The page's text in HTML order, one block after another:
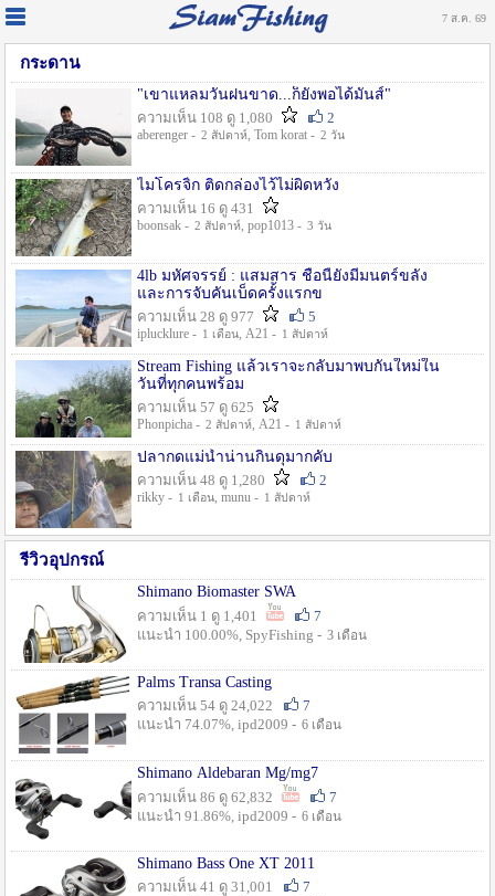
7 ส.ค. 69
กระดาน
"เขาแหลมวันฝนขาด...ก็ยังพอได้มันส์"
ความเห็น 108 ดู 1,080
2
aberenger - 2 สัปดาห์, Tom korat - 2 วัน
ไมโครจิ้ก ติดกล่องไว้ไม่ผิดหวัง
ความเห็น 16 ดู 431
boonsak - 2 สัปดาห์, pop1013 - 3 วัน
4lb มหัศจรรย์ : แสมสาร ชื่อนี้ยังมีมนตร์ขลัง
และการจับคันเบ็ดครั้งแรกข
ความเห็น 28 ดู 977
5
iplucklure - 1 เดือน, A21 - 1 สัปดาห์
Stream Fishing แล้วเราจะกลับมาพบกันใหม่ใน
วันที่ทุกคนพร้อม
ความเห็น 57 ดู 625
Phonpicha - 2 สัปดาห์, A21 - 1 สัปดาห์
ปลากดแม่น้ำน่านกินดุมากคับ
ความเห็น 48 ดู 1,280
2
rikky - 1 เดือน, munu - 1 สัปดาห์
รีวิวอุปกรณ์
Shimano Biomaster SWA
ความเห็น 1 ดู 1,401
7
แนะนำ 100.00%, SpyFishing - 3 เดือน
Palms Transa Casting
ความเห็น 54 ดู 24,022
7
แนะนำ 74.07%, ipd2009 - 6 เดือน
Shimano Aldebaran Mg/mg7
ความเห็น 86 ดู 62,832
7
แนะนำ 91.86%, ipd2009 - 6 เดือน
Shimano Bass One XT 2011
ความเห็น 41 ดู 31,001
7